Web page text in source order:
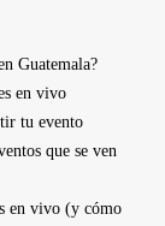
Guatemala?
en vivo
tu evento
que se ven
en vivo (y cómo